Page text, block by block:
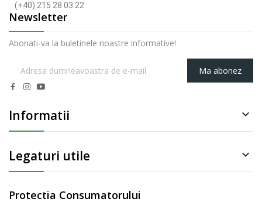
(+40) 215 28 03 22
Newsletter
Abonati-va la buletinele noastre informative!
Ma abonez
Informatii 
Legaturi utile 
Protectia Consumatorului